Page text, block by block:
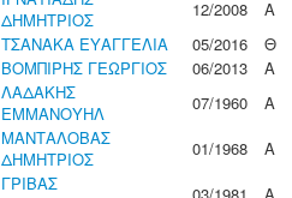
ΔΗΜΗΤΡΙΟΣ
12/2008
Α
ΤΣΑΝΑΚΑ ΕΥΑΓΓΕΛΙΑ 05/2016
Θ
ΒΟΜΠΙΡΗΣ ΓΕΩΡΓΙΟΣ 06/2013
Α
ΛΑΔΑΚΗΣ
ΕΜΜΑΝΟΥΗΛ
07/1960
Α
ΜΑΝΤΑΛΟΒΑΣ
ΔΗΜΗΤΡΙΟΣ
01/1968
Α
ΓΡΙΒΑΣ